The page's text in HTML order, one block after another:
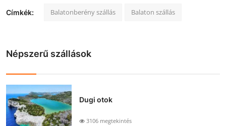
Címkék: Balatonberény szállás Balaton szállás
Népszerű szállások
Dugi otok
3106 megtekintés